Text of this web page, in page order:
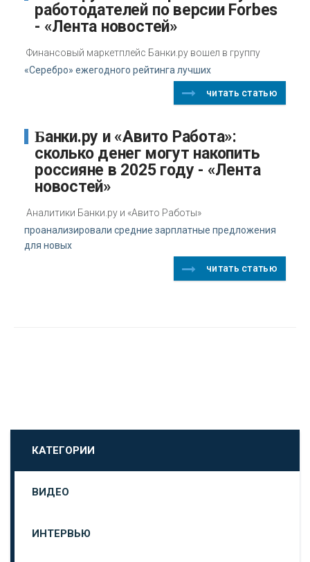
работодателей по версии Forbes
- «Лента новостей»
Финансовый маркетплейс Банки.ру вошел в группу
«Серебро» ежегодного рейтинга лучших
читать статью
Банки.ру и «Авито Работа»:
сколько денег могут накопить
россияне в 2025 году - «Лента
новостей»
Аналитики Банки.ру и «Авито Работы»
проанализировали средние зарплатные предложения
для новых
читать статью
КАТЕГОРИИ
ВИДЕО
ИНТЕРВЬЮ